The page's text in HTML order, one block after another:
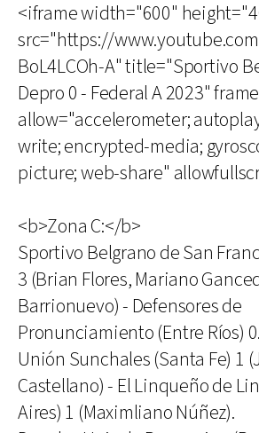
<iframe width="600"
src="https://
BoL4LCOh-A" title="Sportivo
Depro 0 - Federal A 2023"
allow="accelerometer;
write; encrypted-media;
picture; web-share"
<b>Zona C:</b>
Sportivo Belgrano de San
3 (Brian Flores, Mariano
Barrionuevo) - Defensores de
Pronunciamiento (Entre Ríos) 0.
Unión Sunchales (Santa Fe) 1
Castellano) - El Linqueño de
Aires) 1 (Maximliano Núñez).